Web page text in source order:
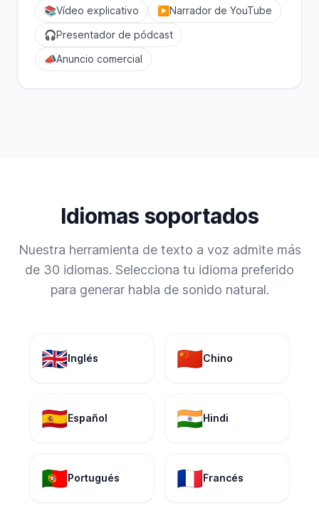
📚Vídeo explicativo ▶️ Narrador de YouTube
🎧Presentador de pódcast
📣Anuncio comercial
Idiomas soportados
Nuestra herramienta de texto a voz admite más
de 30 idiomas. Selecciona tu idioma preferido
para generar habla de sonido natural.
🇬🇧Inglés 🇨🇳Chino
🇪🇸Español 🇮🇳Hindi
🇵🇹Portugués 🇫🇷Francés